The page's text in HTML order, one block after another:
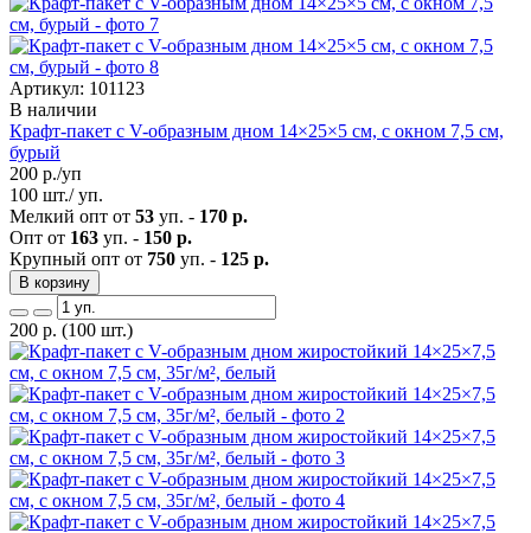
Артикул: 101123
В наличии
Крафт-пакет с V-образным дном 14×25×5 см, с окном 7,5 см,
бурый
200 р./уп
100 шт./ уп.
Мелкий опт от 53 уп. - 170 р.
Опт от 163 уп. - 150 р.
Крупный опт от 750 уп. - 125 р.
В корзину
200 р. (100 шт.)